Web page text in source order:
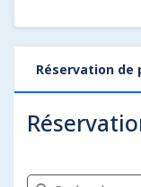
Réservation de
Recherche